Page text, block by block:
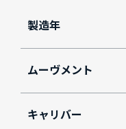
製造年
ムーヴメント
キャリバー